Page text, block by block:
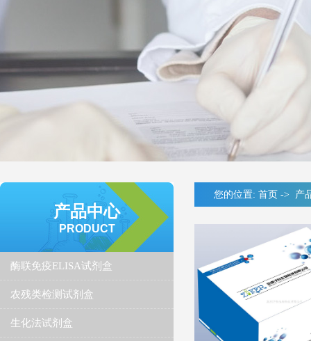
产品中心
PRODUCT
酶联免疫ELISA试剂盒
农残类检测试剂盒
生化法试剂盒
您的位置: 首页 -> 产